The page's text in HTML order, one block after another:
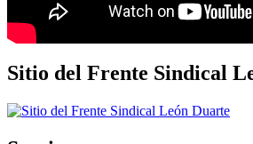
Sitio del Frente Sindical